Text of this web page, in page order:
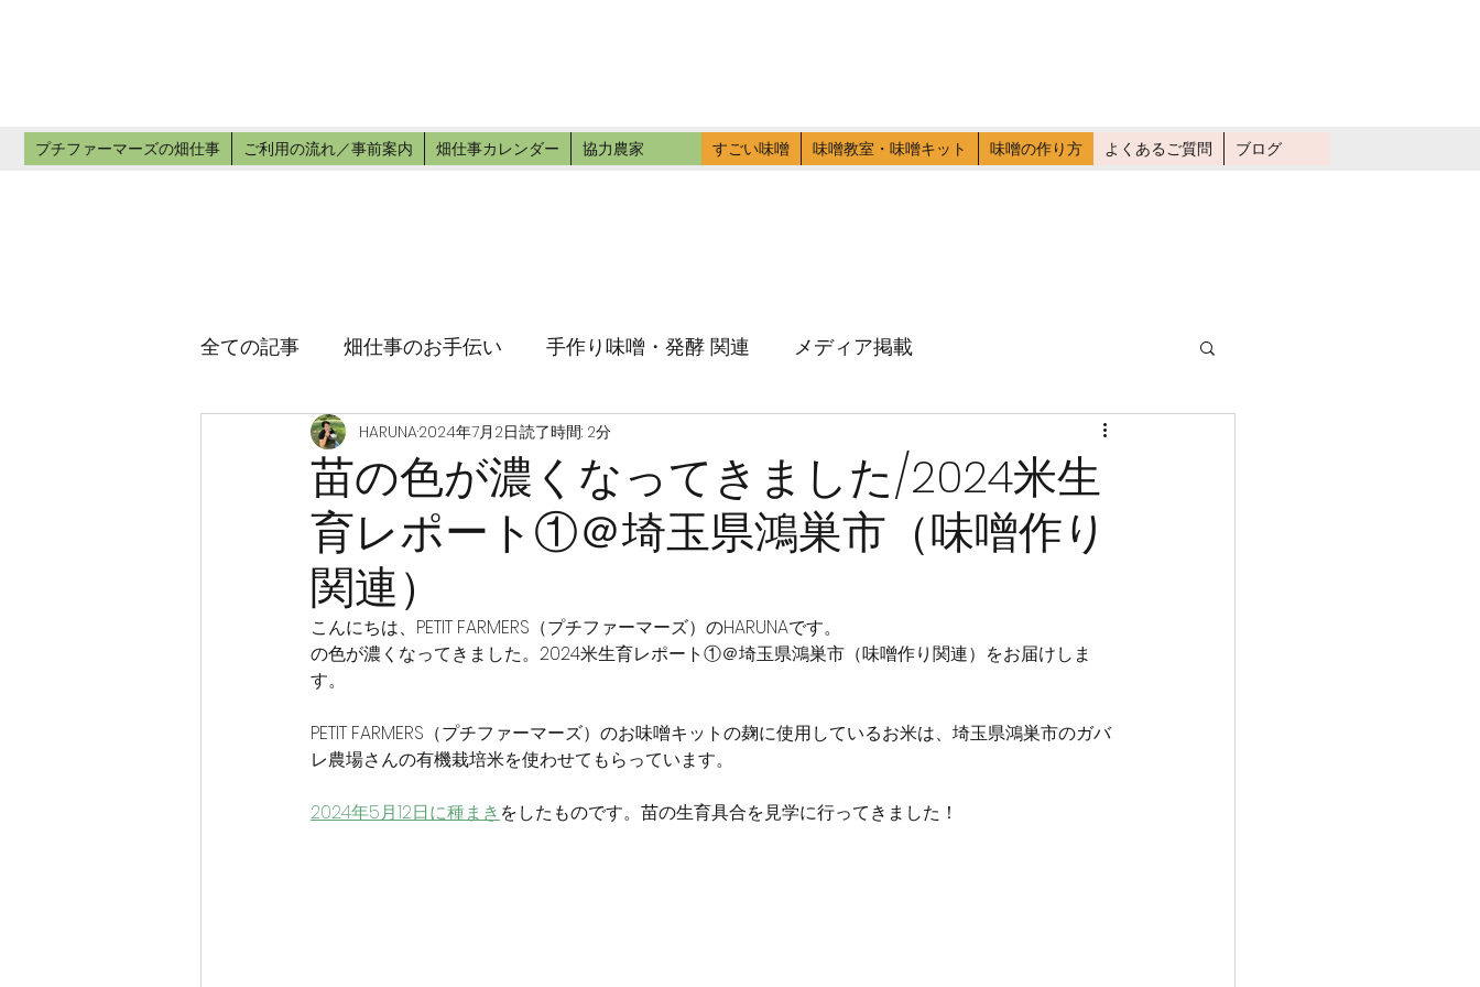
プチファーマーズの畑仕事 ご利用の流れ／事前案内 畑仕事カレンダー 協力農家 すごい味噌 味噌教室・味噌キット 味噌の作り方 よくあるご質問 ブログ
全ての記事 畑仕事のお手伝い 手作り味噌・発酵 関連 メディア掲載
苗の色が濃くなってきました/2024米生
育レポート①＠埼玉県鴻巣市（味噌作り
関連）
HARUNA2024年7月2日読了時間: 2分
こんにちは、PETIT FARMERS（プチファーマーズ）のHARUNAです。
の色が濃くなってきました。2024米生育レポート①＠埼玉県鴻巣市（味噌作り関連）をお届けしま
す。
PETIT FARMERS（プチファーマーズ）のお味噌キットの麹に使用しているお米は、埼玉県鴻巣市のガバ
レ農場さんの有機栽培米を使わせてもらっています。
2024年5月12日に種まき をしたものです。苗の生育具合を見学に行ってきました！